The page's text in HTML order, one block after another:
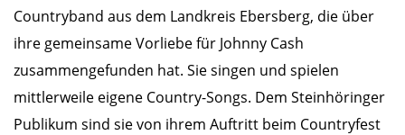
Countryband aus dem Landkreis Ebersberg, die über
ihre gemeinsame Vorliebe für Johnny Cash
zusammengefunden hat. Sie singen und spielen
mittlerweile eigene Country-Songs. Dem Steinhöringer
Publikum sind sie von ihrem Auftritt beim Countryfest